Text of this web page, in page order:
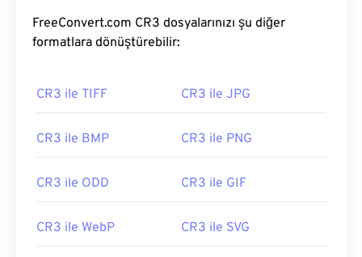
FreeConvert.com CR3 dosyalarınızı şu diğer
formatlara dönüştürebilir:
CR3 ile TIFF CR3 ile JPG
CR3 ile BMP CR3 ile PNG
CR3 ile ODD CR3 ile GIF
CR3 ile WebP CR3 ile SVG